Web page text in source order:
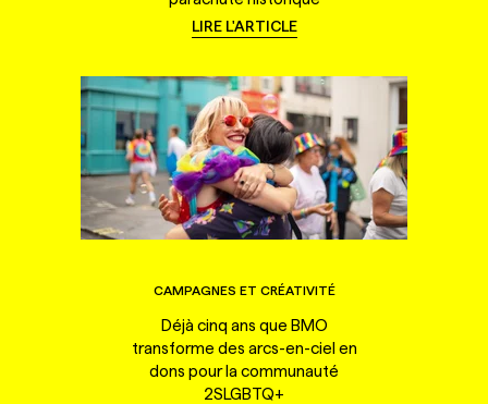
LIRE L'ARTICLE
CAMPAGNES ET CRÉATIVITÉ
Déjà cinq ans que BMO
transforme des arcs-en-ciel en
dons pour la communauté
2SLGBTQ+